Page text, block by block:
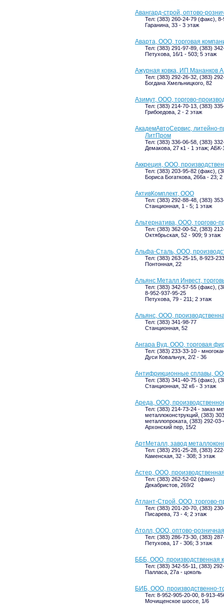
Авангард-строй, оптово-
Тел: (383) 260-24-79 (факс),
Гаранина, 33 - 3 этаж
Аварта, ООО, торговая
Тел: (383) 291-97-89, (383)
Петухова, 16/1 - 503; 5 этаж
Ажурная ковка, ИП Мананков
Тел: (383) 292-26-32, (383)
Богдана Хмельницкого, 82
Азимут, ООО, торгово-
Тел: (383) 214-70-13, (383)
Грибоедова, 2 - 2 этаж
АкадемАвтоСервис, литейно-
ЛитПром
Тел: (383) 336-06-58, (383)
Демакова, 27 к1 - 1 этаж; АБК-
Аккреция, ООО,
Тел: (383) 203-95-82 (факс),
Бориса Богаткова, 266а - 23; 2
АктивКомплект, ООО
Тел: (383) 292-88-48, (383)
Станционная, 1 - 5; 1 этаж
Альтернатива, ООО, торгово-
Тел: (383) 362-00-52, (383)
Октябрьская, 52 - 909; 9 этаж
Альфа-Сталь, ООО,
Тел: (383) 263-25-15, 8-923-
Понтонная, 22
Альянс Металл Инвест,
Тел: (383) 342-57-55 (факс),
8-952-937-95-25
Петухова, 79 - 211; 2 этаж
Альянс, ООО,
Тел: (383) 341-98-77
Станционная, 52
Ангара Вуд, ООО, торговая
Тел: (383) 233-33-10 -
Дуси Ковальчук, 2/2 - 36
Антифрикционные сплавы,
Тел: (383) 341-40-75 (факс),
Станционная, 32 к6 - 3 этаж
Ареда, ООО,
Тел: (383) 214-73-24 - заказ
металлоконструкций, (383)
металлопроката, (383) 292-
Архонский пер, 15/2
АртМеталл, завод
Тел: (383) 291-25-28, (383)
Каменская, 32 - 308; 3 этаж
Астер, ООО,
Тел: (383) 262-52-02 (факс)
Декабристов, 269/2
Атлант-Строй, ООО, торгово-
Тел: (383) 201-20-70, (383)
Писарева, 73 - 4; 2 этаж
Атолл, ООО, оптово-
Тел: (383) 286-73-30, (383)
Петухова, 17 - 306; 3 этаж
БББ, ООО, производственная
Тел: (383) 342-55-11, (383)
Палласа, 27а - цоколь
БИБ, ООО, производственно-
Тел: 8-952-905-20-00, 8-913-
Мочищенское шоссе, 1/6